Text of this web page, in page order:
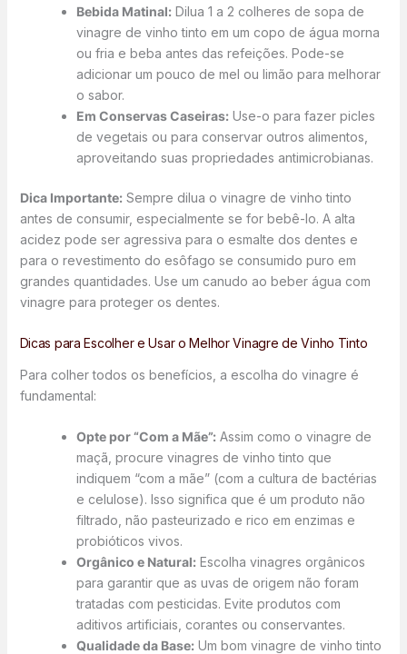
Bebida Matinal:Dilua 1 a 2 colheres de sopa de
vinagre de vinho tinto em um copo de água morna
ou fria e beba antes das refeições. Pode-se
adicionar um pouco de mel ou limão para melhorar
o sabor.
Em Conservas Caseiras:Use-o para fazer picles
de vegetais ou para conservar outros alimentos,
aproveitando suas propriedades antimicrobianas.
Dica Importante:Sempre dilua o vinagre de vinho tinto
antes de consumir, especialmente se for bebê-lo. A alta
acidez pode ser agressiva para o esmalte dos dentes e
para o revestimento do esôfago se consumido puro em
grandes quantidades. Use um canudo ao beber água com
vinagre para proteger os dentes.
Dicas para Escolher e Usar o Melhor Vinagre de Vinho Tinto
Para colher todos os benefícios, a escolha do vinagre é
fundamental:
Opte por “Com a Mãe”:Assim como o vinagre de
maçã, procure vinagres de vinho tinto que
indiquem “com a mãe” (com a cultura de bactérias
e celulose). Isso significa que é um produto não
filtrado, não pasteurizado e rico em enzimas e
probióticos vivos.
Orgânico e Natural:Escolha vinagres orgânicos
para garantir que as uvas de origem não foram
tratadas com pesticidas. Evite produtos com
aditivos artificiais, corantes ou conservantes.
Qualidade da Base:Um bom vinagre de vinho tinto